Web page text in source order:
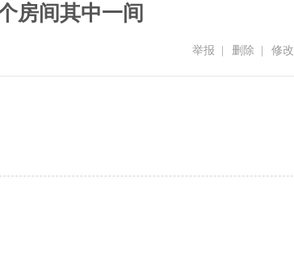
房间其中一间
修改
删除
举报